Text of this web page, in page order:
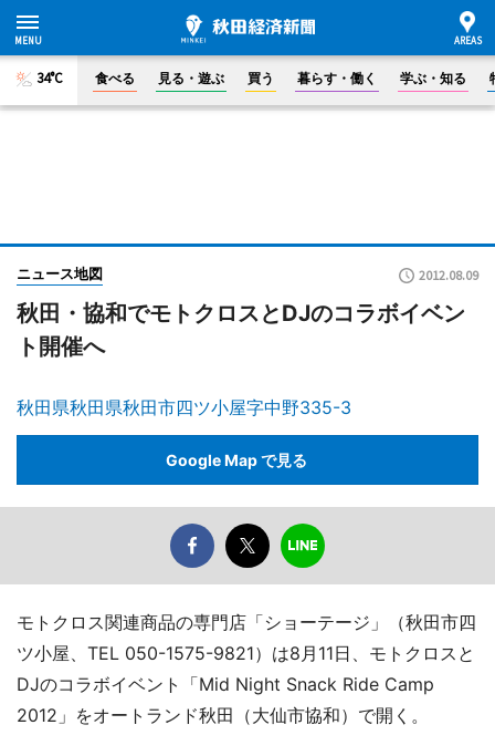
34°C 食べる 見る・遊ぶ 買う 暮らす・働く 学ぶ・知る
ニュース地図 2012.08.09
秋田・協和でモトクロスとDJのコラボイベン
ト開催へ
秋田県秋田県秋田市四ツ小屋字中野335-3
Google Map で見る
モトクロス関連商品の専門店「ショーテージ」（秋田市四
ツ小屋、TEL 050-1575-9821）は8月11日、モトクロスと
DJのコラボイベント「Mid Night Snack Ride Camp
2012」をオートランド秋田（大仙市協和）で開く。